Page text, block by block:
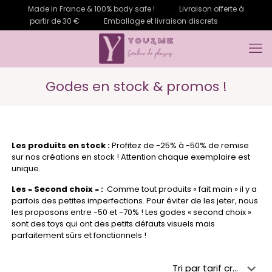
Made in France & 100% body safe !
Livraison offerte à
partir de 30 €
Emballage et livraison discrets
Godes en stock & promos !
Les produits en stock :Profitez de -25% à -50% de remise
sur nos créations en stock ! Attention chaque exemplaire est
unique.
Les « Second choix » :Comme tout produits « fait main » il y a
parfois des petites imperfections. Pour éviter de les jeter, nous
les proposons entre -50 et -70% ! Les godes « second choix »
sont des toys qui ont des petits défauts visuels mais
parfaitement sûrs et fonctionnels !